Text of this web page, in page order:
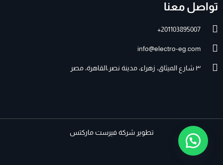
تواصل معنا
201103895007+
info@electro-eg.com
٣ شارع الميثاق، زهراء، مدينة نصر،القاهرة، مصر
تطويرشركة فيرست ماركتس